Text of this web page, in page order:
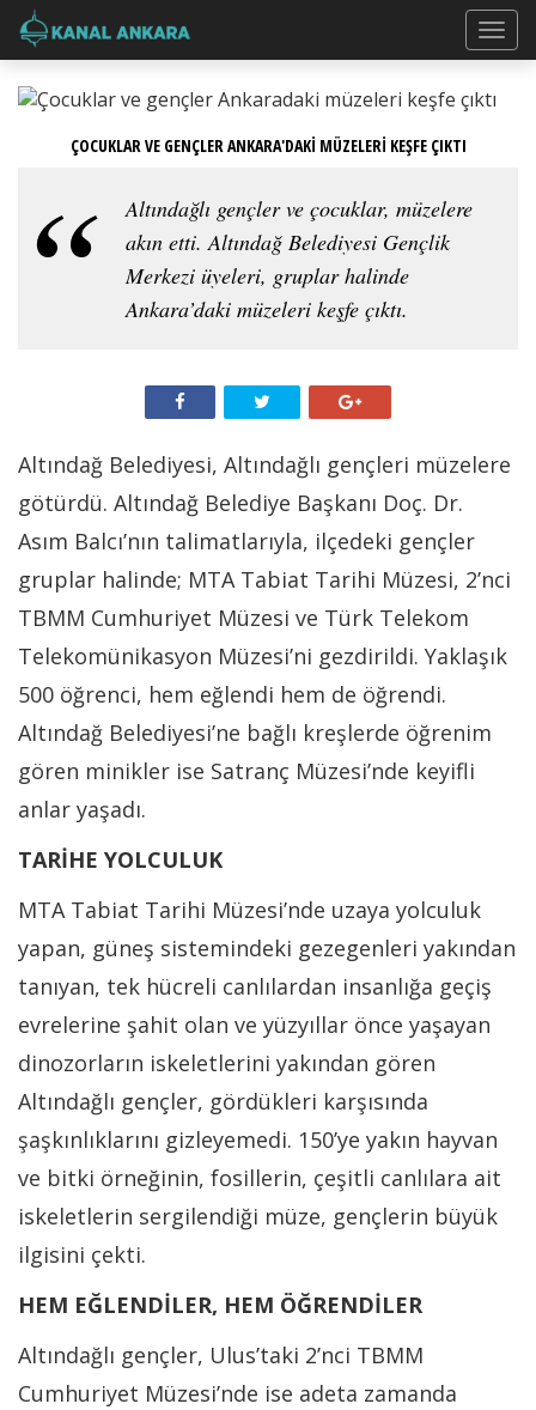
ÇOCUKLAR VE GENÇLER ANKARA'DAKİ MÜZELERİ KEŞFE ÇIKTI
Altındağlı gençler ve çocuklar, müzelere
akın etti. Altındağ Belediyesi Gençlik
Merkezi üyeleri, gruplar halinde
Ankara’daki müzeleri keşfe çıktı.
Altındağ Belediyesi, Altındağlı gençleri müzelere
götürdü. Altındağ Belediye Başkanı Doç. Dr.
Asım Balcı’nın talimatlarıyla, ilçedeki gençler
gruplar halinde; MTA Tabiat Tarihi Müzesi, 2’nci
TBMM Cumhuriyet Müzesi ve Türk Telekom
Telekomünikasyon Müzesi’ni gezdirildi. Yaklaşık
500 öğrenci, hem eğlendi hem de öğrendi.
Altındağ Belediyesi’ne bağlı kreşlerde öğrenim
gören minikler ise Satranç Müzesi’nde keyifli
anlar yaşadı.
TARİHE YOLCULUK
MTA Tabiat Tarihi Müzesi’nde uzaya yolculuk
yapan, güneş sistemindeki gezegenleri yakından
tanıyan, tek hücreli canlılardan insanlığa geçiş
evrelerine şahit olan ve yüzyıllar önce yaşayan
dinozorların iskeletlerini yakından gören
Altındağlı gençler, gördükleri karşısında
şaşkınlıklarını gizleyemedi. 150’ye yakın hayvan
ve bitki örneğinin, fosillerin, çeşitli canlılara ait
iskeletlerin sergilendiği müze, gençlerin büyük
ilgisini çekti.
HEM EĞLENDİLER, HEM ÖĞRENDİLER
Altındağlı gençler, Ulus’taki 2’nci TBMM
Cumhuriyet Müzesi’nde ise adeta zamanda